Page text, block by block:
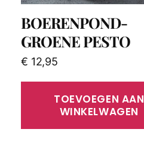
BOERENPOND-
GROENE PESTO
€ 12,95
TOEVOEGEN AAN
WINKELWAGEN